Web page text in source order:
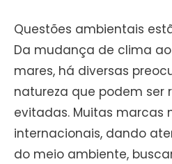
Questões ambientais
Da mudança de clima ao
mares, há diversas
natureza que podem ser
evitadas. Muitas marcas
internacionais, dando
do meio ambiente,